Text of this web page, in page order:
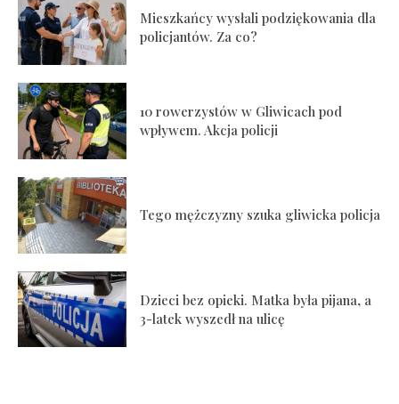
Mieszkańcy wysłali podziękowania dla
policjantów. Za co?
10 rowerzystów w Gliwicach pod
wpływem. Akcja policji
Tego mężczyzny szuka gliwicka policja
Dzieci bez opieki. Matka była pijana, a
3-latek wyszedł na ulicę